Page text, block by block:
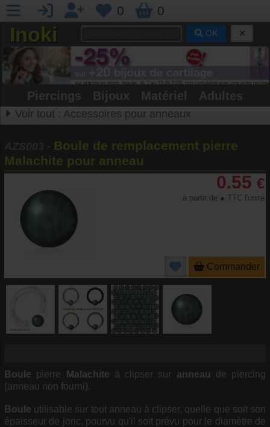
0 0
Inoki OK
Piercings Bijoux Matériel Adultes
Voir tout : Accessoires pour anneaux
Boule de remplacement pierre
Malachite pour anneau
0.55 €
à partir de ● TTC l'unité
Commander
Boule pierre Malachite à clipser sur anneau de piercing
(anneau non fourni).
Boule utilisable sur tout anneau à clipser, quelle que soit son
épaisseur de jonc, pourvu qu'il soit prévu pour le diamètre de